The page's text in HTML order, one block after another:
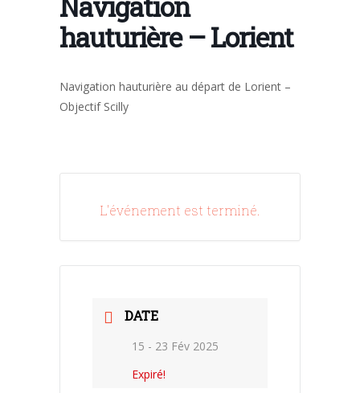
hauturière – Lorient
Navigation hauturière au départ de Lorient –
Objectif Scilly
L'événement est terminé.
DATE
15 - 23 Fév 2025
Expiré!